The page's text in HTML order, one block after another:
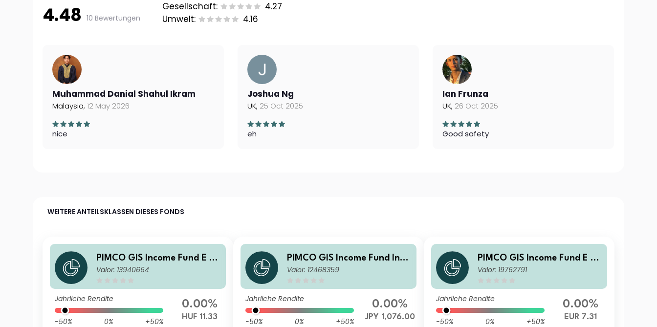
4.48 10 Bewertungen
Gesellschaft:
4.27
Umwelt:
4.16
Muhammad Danial Shahul Ikram
Malaysia,12 May 2026
nice
Joshua Ng
UK, 25 Oct 2025
eh
Ian Frunza
UK, 26 Oct 2025
Good safety
WEITERE ANTEILSKLASSEN DIESES FONDS
PIMCO GIS Income Fund E Cl
ass HUF (Hedged) Accumulat
Valor: 13940664
Jährliche Rendite
-50% 0%
+50%
0.00%
HUF 11.33
PIMCO GIS Income Fund Insti
tutional JPY (Hedged) Accum
Valor: 12468359
Jährliche Rendite
-50% 0%
+50%
0.00%
JPY 1,076.00
PIMCO GIS Income Fund E Cl
ass EUR (Hedged) Income
Valor: 19762791
Jährliche Rendite
-50% 0%
+50%
0.00%
EUR 7.31